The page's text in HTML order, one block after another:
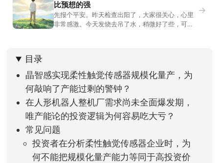
比预想的强
先报个平安。昨天检查出阳了，大家很关心，心里
非常感激。今天发烧去吊了水，稍微好了些，可没
去相差不大，但细看下来，跌幅超过3%的只有不到
→
目录
晶智感实现柔性触觉传感器规模化量产，为
何敲响了产能过剩的警钟？
在人形机器人整机厂需求尚未全面爆发期，
唯产能论的投资逻辑为何容易吃大亏？
常见问题
投资者在分析柔性触觉传感器企业时，为
何不能把规模化量产能力等同于高投资价